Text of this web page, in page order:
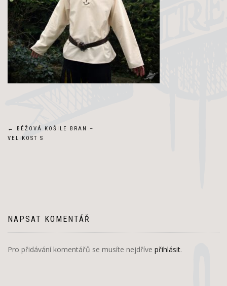
Navigace
←
BÉŽOVÁ KOŠILE BRAN –
VELIKOST S
NAPSAT KOMENTÁŘ
Pro přidávání komentářů se musíte nejdříve přihlásit.